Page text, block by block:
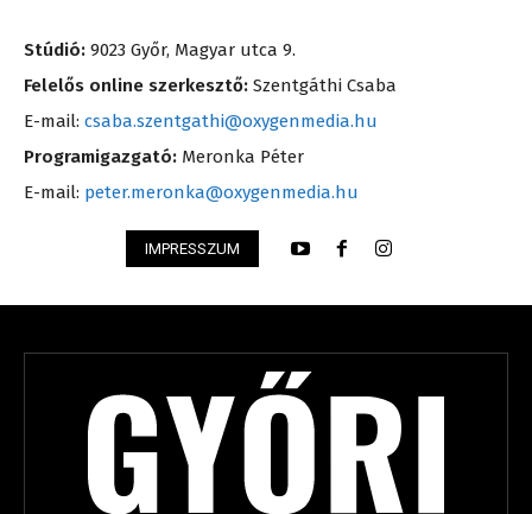
Stúdió: 9023 Győr, Magyar utca 9.
Felelős online szerkesztő: Szentgáthi Csaba
E-mail: csaba.szentgathi@oxygenmedia.hu
Programigazgató: Meronka Péter
E-mail: peter.meronka@oxygenmedia.hu
IMPRESSZUM